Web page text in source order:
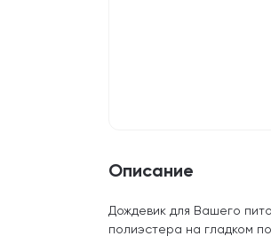
Описание
Дождевик для Вашего
полиэстера на гладком